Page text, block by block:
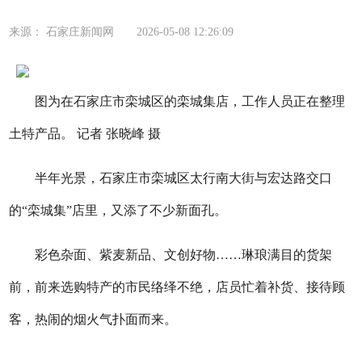
来源： 石家庄新闻网 2026-05-08 12:26:09
图为在石家庄市栾城区的栾城集店，工作人员正在整理
土特产品。 记者 张晓峰 摄
半年光景，石家庄市栾城区太行南大街与宏达路交口
的“栾城集”店里，又添了不少新面孔。
彩色杂面、紫麦新品、文创好物……琳琅满目的货架
前，前来选购特产的市民络绎不绝，店员忙着补货、接待顾
客，热闹的烟火气扑面而来。